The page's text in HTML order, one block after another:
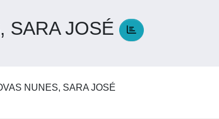
SARA JOSÉ
NUNES, SARA JOSÉ